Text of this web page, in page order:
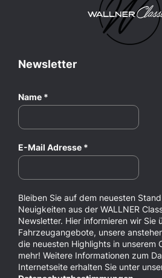
Newsletter
Name *
E-Mail Adresse *
Bleiben Sie auf dem neuesten
Neuigkeiten aus der WALLNER
Newsletter. Hier informieren wir Sie
Fahrzeugangebote, unsere
die neuesten Highlights in unserem
mehr! Weitere Informationen zum
Internetseite erhalten Sie unter